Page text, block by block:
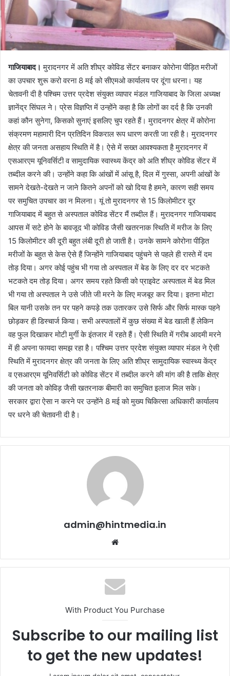
गाजियाबाद। मुरादनगर में अति शीघ्र कोविड सेंटर बनाकर कोरोना पीड़ित मरीजों
का उपचार शुरू करो वरना 8 मई को सीएमओ कार्यालय पर दूंगा धरना। यह
चेतावनी दी है पश्चिम उत्तर प्रदेश संयुक्त व्यापार मंडल गाजियाबाद के जिला अध्यक्ष
ज्ञानेंद्र सिंघल ने। प्रेस विज्ञप्ति में उन्होंने कहा है कि लोगों का दर्द है कि उनकी
कहां कौन सुनेगा, किसको सुनाएं इसलिए चुप रहते हैं। मुरादनगर क्षेत्र में कोरोना
संक्रमण महामारी दिन प्रतिदिन विकराल रूप धारण करती जा रही है। मुरादनगर
क्षेत्र की जनता असहाय स्थिति में है। ऐसे में सख्त आवश्यकता है मुरादनगर में
एसआरएम यूनिवर्सिटी व सामुदायिक स्वास्थ्य केंद्र को अति शीघ्र कोविड सेंटर में
तब्दील करने की। उन्होंने कहा कि आंखों में आंसू है, दिल में गुस्सा, अपनी आंखों के
सामने देखते-देखते न जाने कितने अपनों को खो दिया है हमने, कारण सही समय
पर समुचित उपचार का न मिलना। यूं तो मुरादनगर से 15 किलोमीटर दूर
गाजियाबाद में बहुत से अस्पताल कोविड सेंटर मैं तब्दील हैं। मुरादनगर गाजियाबाद
आपस में सटे होने के बावजूद भी कोविड जैसी खतरनाक स्थिति में मरीज के लिए
15 किलोमीटर की दूरी बहुत लंबी दूरी हो जाती है। उनके सामने कोरोना पीड़ित
मरीजों के बहुत से केस ऐसे हैं जिन्होंने गाजियाबाद पहुंचने से पहले ही रास्ते में दम
तोड़ दिया। अगर कोई पहुंच भी गया तो अस्पताल में बेड के लिए दर दर भटकते
भटकते दम तोड़ दिया। अगर समय रहते किसी को प्राइवेट अस्पताल में बेड मिल
भी गया तो अस्पताल ने उसे जीते जी मरने के लिए मजबूर कर दिया। इतना मोटा
बिल यानी उसके तन पर पहने कपड़े तक उतारकर उसे सिर्फ और सिर्फ मास्क पहने
छोड़कर ही डिस्चार्ज किया। सभी अस्पतालों में कुछ संख्या में बेड खाली हैं लेकिन
वह फुल दिखाकर मोटी मुर्गी के इंतजार में रहते हैं। ऐसी स्थिति में गरीब आदमी मरने
में ही अपना फायदा समझ रहा है। पश्चिम उत्तर प्रदेश संयुक्त व्यापार मंडल ने ऐसी
स्थिति में मुरादनगर क्षेत्र की जनता के लिए अति शीघ्र सामुदायिक स्वास्थ्य केंद्र
व एसआरएम यूनिवर्सिटी को कोविड सेंटर में तब्दील करने की मांग की है ताकि क्षेत्र
की जनता को कोविड़ जैसी खतरनाक बीमारी का समुचित इलाज मिल सके।
सरकार द्वारा ऐसा न करने पर उन्होंने 8 मई को मुख्य चिकित्सा अधिकारी कार्यालय
पर धरने की चेतावनी दी है।
admin@hintmedia.in
With Product You Purchase
Subscribe to our mailing list
to get the new updates!